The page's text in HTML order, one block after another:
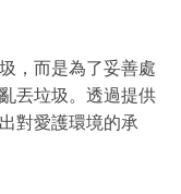
，而是為了妥善處
丟垃圾。透過提供
對愛護環境的承